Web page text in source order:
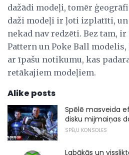
dažādi modeļi, tomēr
daži modeļi ir ļoti izplatīti,
nekad nav redzēti. Bez tam,
Pattern un Poke Ball
ar īpašu notikumu, kas
retākajiem modeļiem.
Alike posts
Spēlē masveida
disku mijmaiņas
SPĒĻU KONSOLES
Labākās un